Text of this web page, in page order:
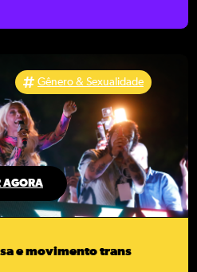
AGORA
Gênero & Sexualidade
e movimento trans